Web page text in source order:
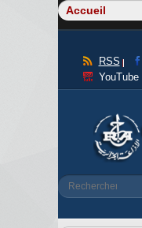
RSS
YouTube
Rechercher